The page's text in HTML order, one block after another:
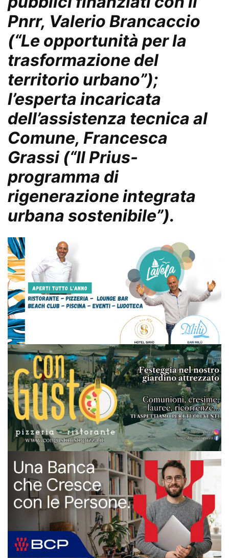
Pnrr, Valerio Brancaccio
(“Le opportunità per la
trasformazione del
territorio urbano”);
l’esperta incaricata
dell’assistenza tecnica al
Comune, Francesca
Grassi (“Il Prius-
programma di
rigenerazione integrata
urbana sostenibile”).